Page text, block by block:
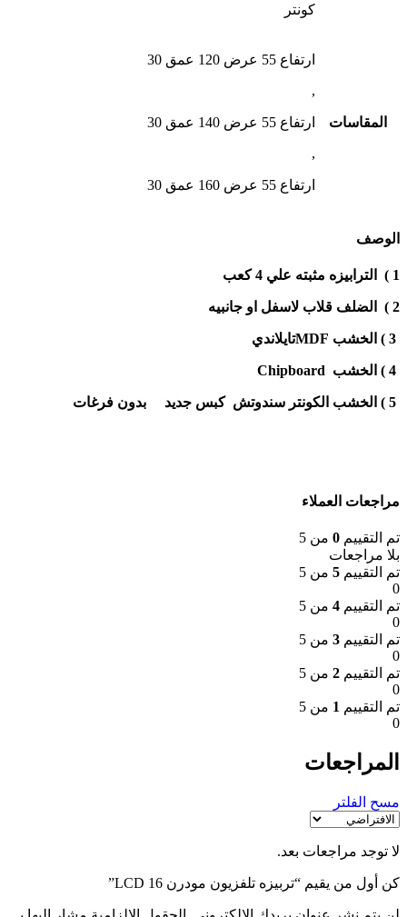
كونتر
المقاسات
ارتفاع 55 عرض 120 عمق 30
,
ارتفاع 55 عرض 140 عمق 30
,
ارتفاع 55 عرض 160 عمق 30
الوصف
1 ) الترابيزه مثبته علي 4 كعب
2 ) الضلف قلاب لاسفل او جانبيه
3 ) الخشب MDFتايلاندي
4 ) الخشب Chipboard
5 ) الخشب الكونتر سندوتشكبس جديد بدون فرغات
مراجعات العملاء
تم التقييم 0 من 5
بلا مراجعات
تم التقييم 5 من 5
0
تم التقييم 4 من 5
0
تم التقييم 3 من 5
0
تم التقييم 2 من 5
0
تم التقييم 1 من 5
0
المراجعات
مسح الفلتر
لا توجد مراجعات بعد.
كن أول من يقيم “تربيزه تلفزيون مودرن LCD 16”